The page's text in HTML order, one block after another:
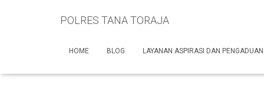
POLRES TANA TORAJA
HOME BLOG LAYANAN ASPIRASI DAN